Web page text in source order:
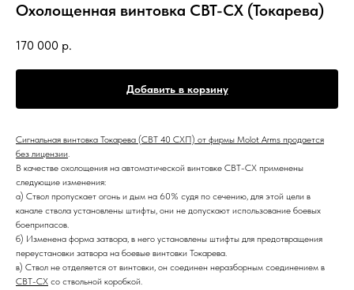
Охолощенная винтовка СВТ-СХ (Токарева)
170 000 р.
Добавить в корзину
Сигнальная винтовка Токарева (СВТ 40 СХП) от фирмы Molot Arms продается
без лицензии.
В качестве охолощения на автоматической винтовке СВТ-СХ применены
следующие изменения:
а) Ствол пропускает огонь и дым на 60% судя по сечению, для этой цели в
канале ствола установлены штифты, они не допускают использование боевых
боеприпасов.
б) Изменена форма затвора, в него установлены штифты для предотвращения
переустановки затвора на боевые винтовки Токарева.
в) Ствол не отделяется от винтовки, он соединен неразборным соединением в
СВТ-СХ со ствольной коробкой.